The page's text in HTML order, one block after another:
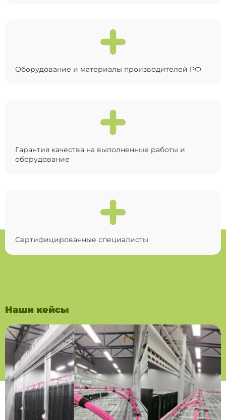
Оборудование и материалы производителей РФ
Гарантия качества на выполненные работы и
оборудование
Сертифицированные специалисты
Наши кейсы